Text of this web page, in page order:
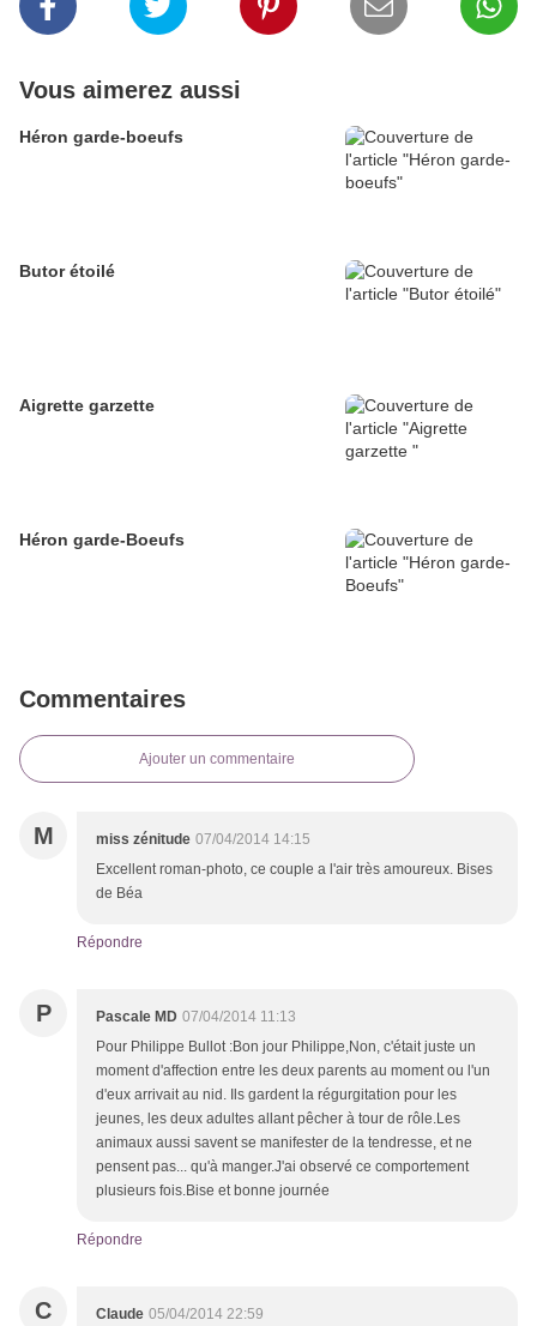
Vous aimerez aussi
Héron garde-boeufs
Butor étoilé
Aigrette garzette
Héron garde-Boeufs
Commentaires
Ajouter un commentaire
M miss zénitude 07/04/2014 14:15
Excellent roman-photo, ce couple a l'air très amoureux. Bises
de Béa
Répondre
P Pascale MD 07/04/2014 11:13
Pour Philippe Bullot :Bon jour Philippe,Non, c'était juste un
moment d'affection entre les deux parents au moment ou l'un
d'eux arrivait au nid. Ils gardent la régurgitation pour les
jeunes, les deux adultes allant pêcher à tour de rôle.Les
animaux aussi savent se manifester de la tendresse, et ne
pensent pas... qu'à manger.J'ai observé ce comportement
plusieurs fois.Bise et bonne journée
Répondre
C Claude 05/04/2014 22:59